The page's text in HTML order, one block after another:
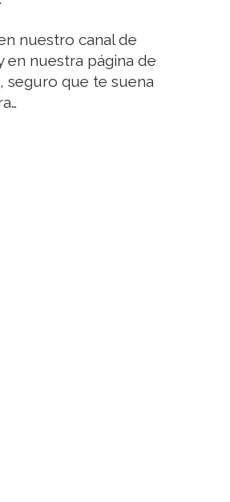
nuestro canal de
en nuestra página de
, seguro que te suena